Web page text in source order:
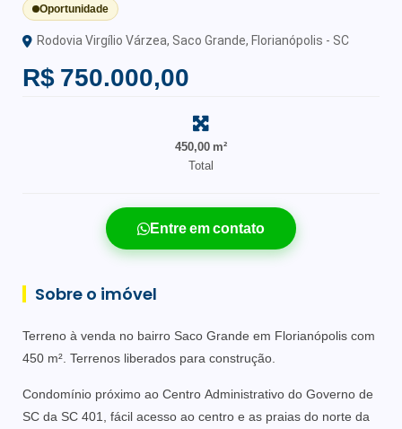
Oportunidade
Rodovia Virgílio Várzea, Saco Grande, Florianópolis - SC
R$ 750.000,00
450,00 m²
Total
Entre em contato
Sobre o imóvel
Terreno à venda no bairro Saco Grande em Florianópolis com
450 m². Terrenos liberados para construção.
Condomínio próximo ao Centro Administrativo do Governo de
SC da SC 401, fácil acesso ao centro e as praias do norte da